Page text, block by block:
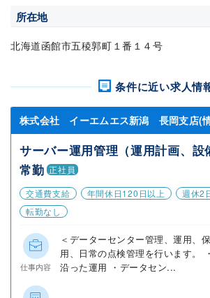
所在地
北海道函館市五稜郭町１番１４号
条件に近い求人情
株式会社 イーエムエス新潟 長岡支店(
サーバー運用管理（運用計画、設
常勤 正社員
交通費支給
年間休日120日以上 週休2
転勤なし
仕事内容
＜データーセンター管理、運用、
用、日常の点検管理を行います。
沿った運用 ・データセン...